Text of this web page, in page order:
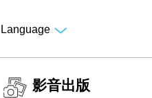
Language
影音出版